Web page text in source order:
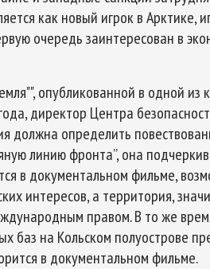
как новый игрок в Арктике,
очередь заинтересован в
опубликованной в одной из
директор Центра
должна определить
линию фронта”, она
в документальном фильме,
интересов, а территория,
правом. В то же
баз на Кольском полуострове
в документальном фильме.